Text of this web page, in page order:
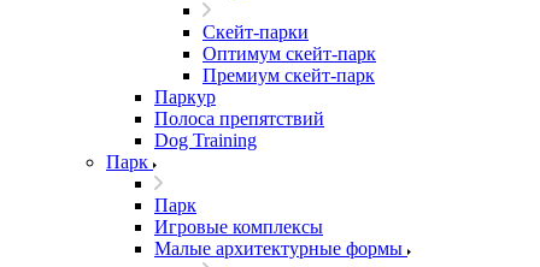
Скейт-парки
Оптимум скейт-парк
Премиум скейт-парк
Паркур
Полоса препятствий
Dog Training
Парк
Парк
Игровые комплексы
Малые архитектурные формы